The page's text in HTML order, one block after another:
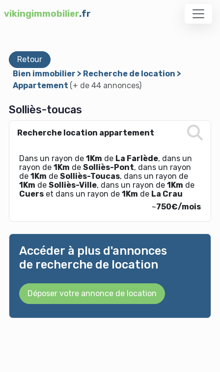
vikingimmobilier.fr
Retour
Bien immobilier > Recherche de location >
Appartement (+ de 44 annonces)
Solliès-toucas
Recherche location appartement
Dans un rayon de 1Km de La Farlède, dans un
rayon de 1Km de Solliès-Pont, dans un rayon
de 1Km de Solliès-Toucas, dans un rayon de
1Km de Solliès-Ville, dans un rayon de 1Km de
Cuerset dans un rayon de 1Km de La Crau
~750€/mois
Accéder à plus d'annonces
de recherche de location
Déposer votre annonce de location